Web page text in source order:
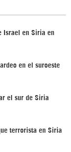
Israel en Siria en
en el suroeste
el sur de Siria
terrorista en Siria